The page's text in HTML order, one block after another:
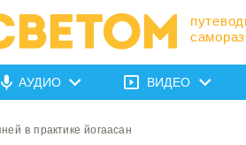
АУДИО ВИДЕО
в практике йогаасан